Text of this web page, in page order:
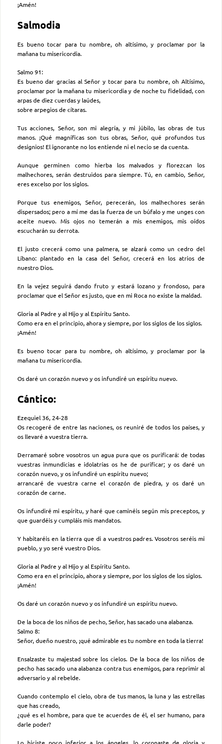
¡Amén!
Salmodia
Es bueno tocar para tu nombre, oh altísimo, y proclamar por la
mañana tu misericordia.
Salmo 91:
Es bueno dar gracias al Señor y tocar para tu nombre, oh Altísimo,
proclamar por la mañana tu misericordia y de noche tu fidelidad, con
arpas de diez cuerdas y laúdes,
sobre arpegios de cítaras.
Tus acciones, Señor, son mi alegría, y mi júbilo, las obras de tus
manos. ¡Qué magníficas son tus obras, Señor, qué profundos tus
designios! El ignorante no los entiende ni el necio se da cuenta.
Aunque germinen como hierba los malvados y florezcan los
malhechores, serán destruidos para siempre. Tú, en cambio, Señor,
eres excelso por los siglos.
Porque tus enemigos, Señor, perecerán, los malhechores serán
dispersados; pero a mí me das la fuerza de un búfalo y me unges con
aceite nuevo. Mis ojos no temerán a mis enemigos, mis oídos
escucharán su derrota.
El justo crecerá como una palmera, se alzará como un cedro del
Líbano: plantado en la casa del Señor, crecerá en los atrios de
nuestro Dios.
En la vejez seguirá dando fruto y estará lozano y frondoso, para
proclamar que el Señor es justo, que en mi Roca no existe la maldad.
Gloria al Padre y al Hijo y al Espíritu Santo.
Como era en el principio, ahora y siempre, por los siglos de los siglos.
¡Amén!
Es bueno tocar para tu nombre, oh altísimo, y proclamar por la
mañana tu misericordia.
Os daré un corazón nuevo y os infundiré un espíritu nuevo.
Cántico:
Ezequiel 36, 24-28
Os recogeré de entre las naciones, os reuniré de todos los países, y
os llevaré a vuestra tierra.
Derramaré sobre vosotros un agua pura que os purificará: de todas
vuestras inmundicias e idolatrías os he de purificar; y os daré un
corazón nuevo, y os infundiré un espíritu nuevo;
arrancaré de vuestra carne el corazón de piedra, y os daré un
corazón de carne.
Os infundiré mi espíritu, y haré que caminéis según mis preceptos, y
que guardéis y cumpláis mis mandatos.
Y habitaréis en la tierra que di a vuestros padres. Vosotros seréis mi
pueblo, y yo seré vuestro Dios.
Gloria al Padre y al Hijo y al Espíritu Santo.
Como era en el principio, ahora y siempre, por los siglos de los siglos.
¡Amén!
Os daré un corazón nuevo y os infundiré un espíritu nuevo.
De la boca de los niños de pecho, Señor, has sacado una alabanza.
Salmo 8:
Señor, dueño nuestro, ¡qué admirable es tu nombre en toda la tierra!
Ensalzaste tu majestad sobre los cielos. De la boca de los niños de
pecho has sacado una alabanza contra tus enemigos, para reprimir al
adversario y al rebelde.
Cuando contemplo el cielo, obra de tus manos, la luna y las estrellas
que has creado,
¿qué es el hombre, para que te acuerdes de él, el ser humano, para
darle poder?